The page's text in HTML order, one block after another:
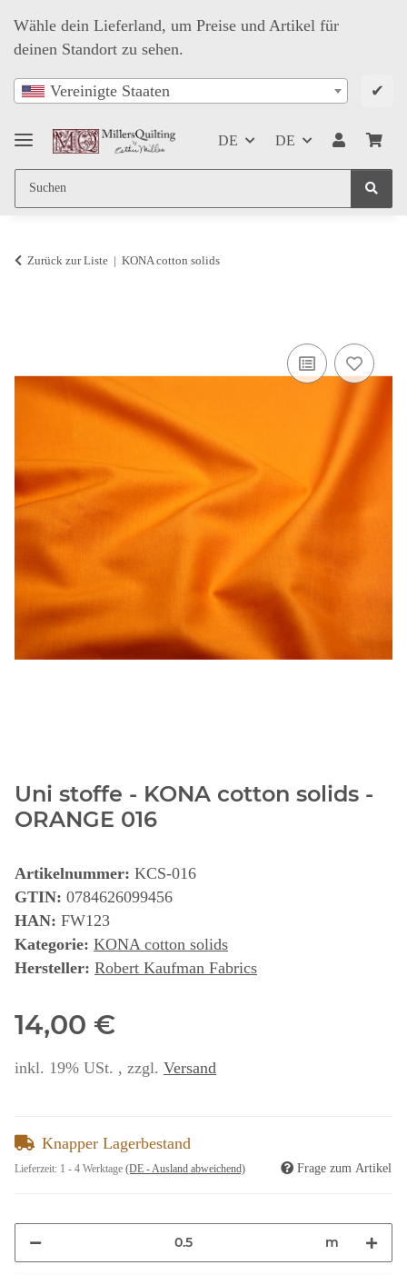
Wähle dein Lieferland, um Preise und Artikel für
deinen Standort zu sehen.
Vereinigte Staaten ✔
DE DE
Zurück zur Liste KONA cotton solids
Uni stoffe - KONA cotton solids -
ORANGE 016
Artikelnummer: KCS-016
GTIN: 0784626099456
HAN: FW123
Kategorie: KONA cotton solids
Hersteller: Robert Kaufman Fabrics
14,00 €
inkl. 19% USt. , zzgl. Versand
Knapper Lagerbestand
Lieferzeit: 1 - 4 Werktage (DE - Ausland abweichend) Frage zum Artikel
m